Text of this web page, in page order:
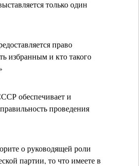
только один
право
избранным и кто такого
обеспечивает и
проведения
о руководящей роли
партии, то что имеете в